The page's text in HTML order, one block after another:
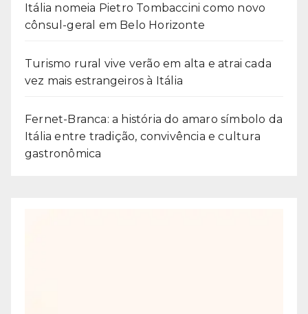
Itália nomeia Pietro Tombaccini como novo
cônsul-geral em Belo Horizonte
Turismo rural vive verão em alta e atrai cada
vez mais estrangeiros à Itália
Fernet-Branca: a história do amaro símbolo da
Itália entre tradição, convivência e cultura
gastronômica